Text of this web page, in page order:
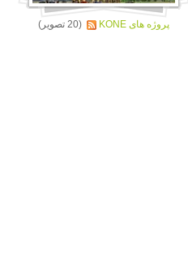
پروژه های KONE (20 تصویر)